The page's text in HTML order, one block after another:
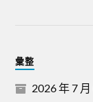
彙整
2026 年 7 月